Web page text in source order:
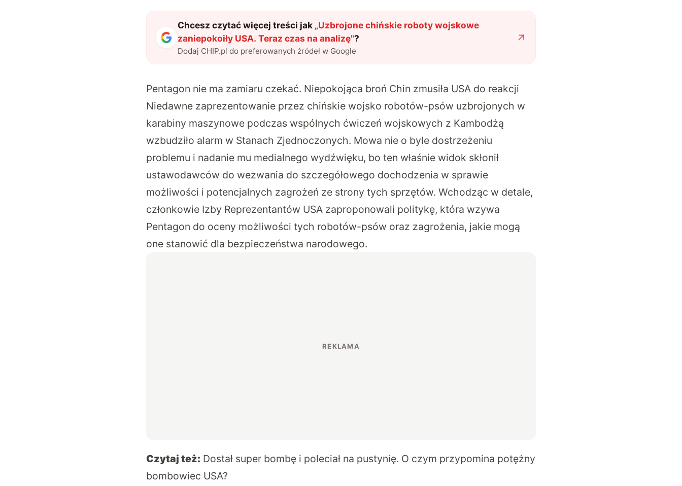
Chcesz czytać więcej treści jak „Uzbrojone chińskie roboty wojskowe
zaniepokoiły USA. Teraz czas na analizę"?
Dodaj CHIP.pl do preferowanych źródeł w Google
Pentagon nie ma zamiaru czekać. Niepokojąca broń Chin zmusiła USA do reakcji
Niedawne zaprezentowanie przez chińskie wojsko robotów-psów uzbrojonych w
karabiny maszynowe podczas wspólnych ćwiczeń wojskowych z Kambodżą
wzbudziło alarm w Stanach Zjednoczonych. Mowa nie o byle dostrzeżeniu
problemu i nadanie mu medialnego wydźwięku, bo ten właśnie widok skłonił
ustawodawców do wezwania do szczegółowego dochodzenia w sprawie
możliwości i potencjalnych zagrożeń ze strony tych sprzętów. Wchodząc w detale,
członkowie Izby Reprezentantów USA zaproponowali politykę, która wzywa
Pentagon do oceny możliwości tych robotów-psów oraz zagrożenia, jakie mogą
one stanowić dla bezpieczeństwa narodowego.
Czytaj też: Dostał super bombę i poleciał na pustynię. O czym przypomina potężny
bombowiec USA?